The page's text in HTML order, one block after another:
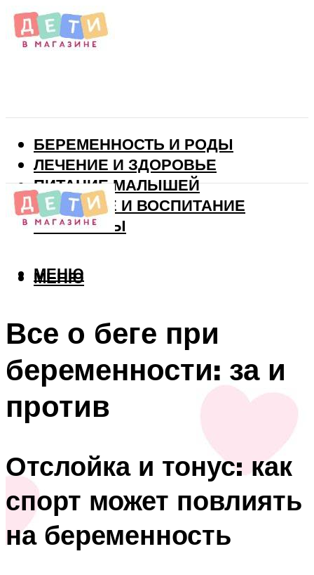
БЕРЕМЕННОСТЬ И РОДЫ
ЛЕЧЕНИЕ И ЗДОРОВЬЕ
ПИТАНИЕ МАЛЫШЕЙ
РАЗВИТИЕ И ВОСПИТАНИЕ
ВИТАМИНЫ
МЕНЮ
МЕНЮ
Все о беге при
беременности: за и
против
Отслойка и тонус: как
спорт может повлиять
на беременность